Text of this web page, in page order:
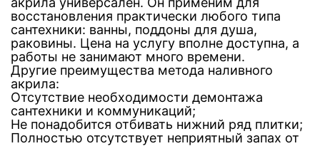
восстановления практически любого типа
сантехники: ванны, поддоны для душа,
раковины. Цена на услугу вполне доступна, а
работы не занимают много времени.
Другие преимущества метода наливного
акрила:
Отсутствие необходимости демонтажа
сантехники и коммуникаций;
Не понадобится отбивать нижний ряд плитки;
Полностью отсутствует неприятный запах от